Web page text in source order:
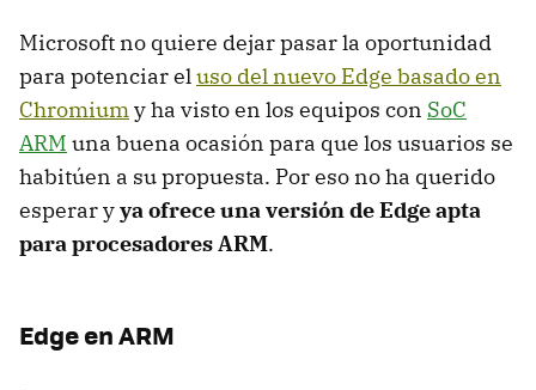
Microsoft no quiere dejar pasar la oportunidad
para potenciar eluso del nuevo Edge basado en
Chromiumy ha visto en los equipos con SoC
ARM una buena ocasión para que los usuarios se
habitúen a su propuesta. Por eso no ha querido
esperar yya ofrece una versión de Edge apta
para procesadores ARM.
Edge en ARM